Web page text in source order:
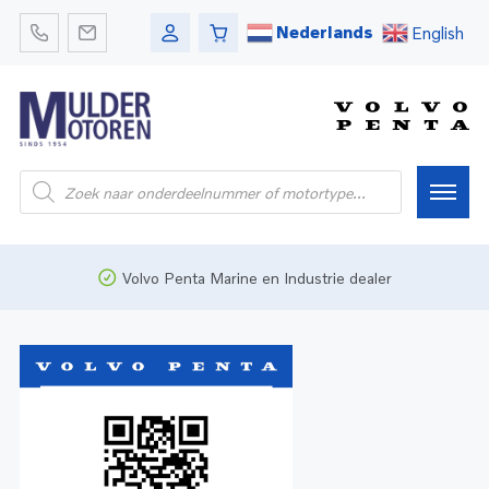
Nederlands English
Onderdelen
Bedrijfsvaart
Volvo Penta Marine en Industrie dealer